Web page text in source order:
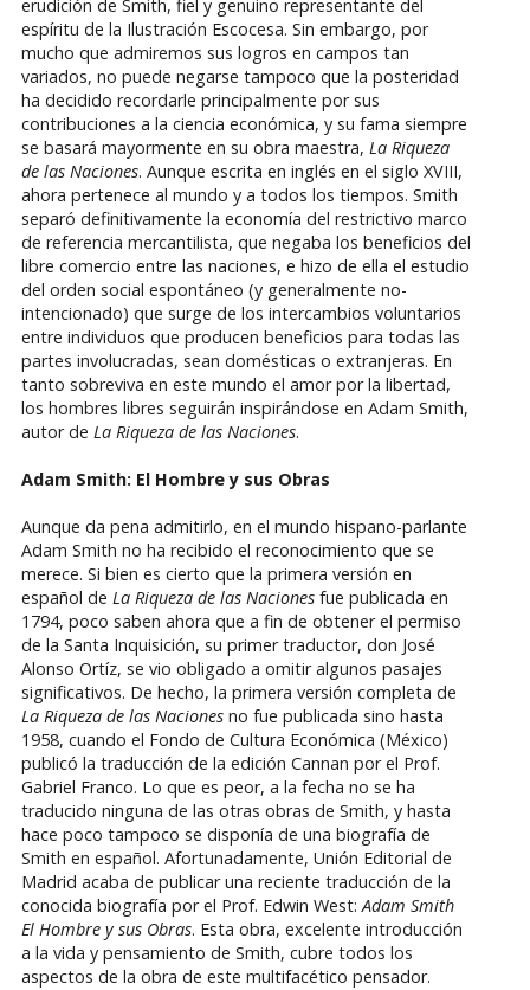
erudición de Smith, fiel y genuino representante del
espíritu de la Ilustración Escocesa. Sin embargo, por
mucho que admiremos sus logros en campos tan
variados, no puede negarse tampoco que la posteridad
ha decidido recordarle principalmente por sus
contribuciones a la ciencia económica, y su fama siempre
se basará mayormente en su obra maestra, La Riqueza
de las Naciones. Aunque escrita en inglés en el siglo XVIII,
ahora pertenece al mundo y a todos los tiempos. Smith
separó definitivamente la economía del restrictivo marco
de referencia mercantilista, que negaba los beneficios del
libre comercio entre las naciones, e hizo de ella el estudio
del orden social espontáneo (y generalmente no-
intencionado) que surge de los intercambios voluntarios
entre individuos que producen beneficios para todas las
partes involucradas, sean domésticas o extranjeras. En
tanto sobreviva en este mundo el amor por la libertad,
los hombres libres seguirán inspirándose en Adam Smith,
autor de La Riqueza de las Naciones.
Adam Smith: El Hombre y sus Obras
Aunque da pena admitirlo, en el mundo hispano-parlante
Adam Smith no ha recibido el reconocimiento que se
merece. Si bien es cierto que la primera versión en
español de La Riqueza de las Nacionesfue publicada en
1794, poco saben ahora que a fin de obtener el permiso
de la Santa Inquisición, su primer traductor, don José
Alonso Ortíz, se vio obligado a omitir algunos pasajes
significativos. De hecho, la primera versión completa de
La Riqueza de las Nacionesno fue publicada sino hasta
1958, cuando el Fondo de Cultura Económica (México)
publicó la traducción de la edición Cannan por el Prof.
Gabriel Franco. Lo que es peor, a la fecha no se ha
traducido ninguna de las otras obras de Smith, y hasta
hace poco tampoco se disponía de una biografía de
Smith en español. Afortunadamente, Unión Editorial de
Madrid acaba de publicar una reciente traducción de la
conocida biografía por el Prof. Edwin West:Adam Smith
El Hombre y sus Obras. Esta obra, excelente introducción
a la vida y pensamiento de Smith, cubre todos los
aspectos de la obra de este multifacético pensador.